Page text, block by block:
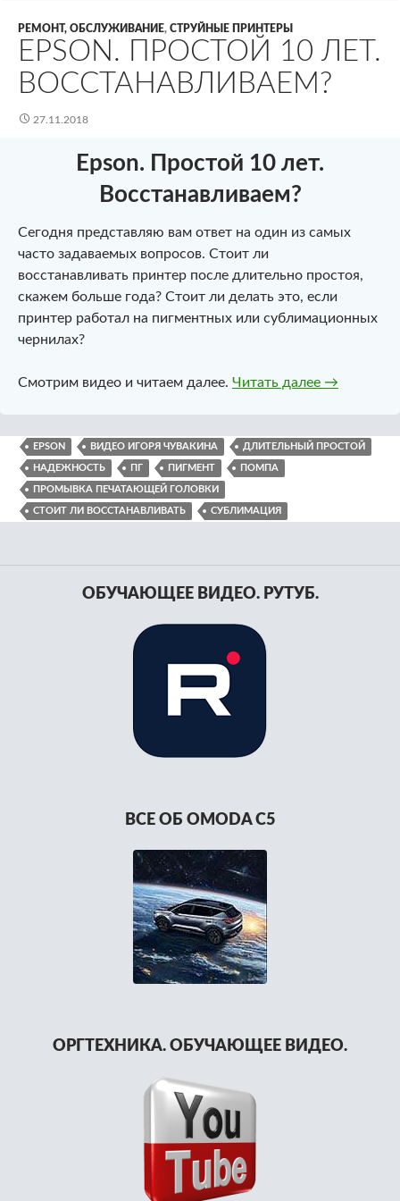
РЕМОНТ, ОБСЛУЖИВАНИЕ, СТРУЙНЫЕ ПРИНТЕРЫ
EPSON. ПРОСТОЙ 10 ЛЕТ.
ВОССТАНАВЛИВАЕМ?
27.11.2018
Epson. Простой 10 лет.
Восстанавливаем?
Сегодня представляю вам ответ на один из самых
часто задаваемых вопросов. Стоит ли
восстанавливать принтер после длительно простоя,
скажем больше года? Стоит ли делать это, если
принтер работал на пигментных или сублимационных
чернилах?
Смотрим видео и читаем далее. Читать далее Epson.
→
EPSON ВИДЕО ИГОРЯ ЧУВАКИНА ДЛИТЕЛЬНЫЙ ПРОСТОЙ
НАДЕЖНОСТЬ ПГ ПИГМЕНТ ПОМПА
ПРОМЫВКА ПЕЧАТАЮЩЕЙ ГОЛОВКИ
СТОИТ ЛИ ВОССТАНАВЛИВАТЬ СУБЛИМАЦИЯ
ОБУЧАЮЩЕЕ ВИДЕО. РУТУБ.
ВСЕ ОБ OMODA C5
ОРГТЕХНИКА. ОБУЧАЮЩЕЕ ВИДЕО.